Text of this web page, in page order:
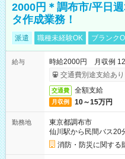
2000円＊調布市/平日
タ作成業務！
派遣 職種未経験OK ブランク
給与
時給2000円 月収例
交通費別途支給あり
交通費 全額支給
月収例 10～15万円
勤務地
東京都調布市
仙川駅から民間バス20
消防・防災に関する